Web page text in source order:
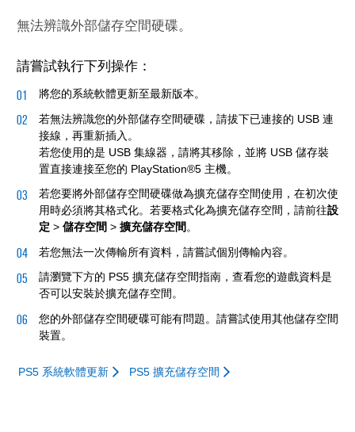
無法辨識外部儲存空間硬碟。
請嘗試執行下列操作：
將您的系統軟體更新至最新版本。
若無法辨識您的外部儲存空間硬碟，請拔下已連接的 USB 連
接線，再重新插入。
若您使用的是 USB 集線器，請將其移除，並將 USB 儲存裝
置直接連接至您的 PlayStation®5 主機。
若您要將外部儲存空間硬碟做為擴充儲存空間使用，在初次使
用時必須將其格式化。若要格式化為擴充儲存空間，請前往設
定 > 儲存空間 > 擴充儲存空間 。
若您無法一次傳輸所有資料，請嘗試個別傳輸內容。
請瀏覽下方的 PS5 擴充儲存空間指南，查看您的遊戲資料是
否可以安裝於擴充儲存空間。
您的外部儲存空間硬碟可能有問題。請嘗試使用其他儲存空間
裝置。
PS5 系統軟體更新 PS5 擴充儲存空間